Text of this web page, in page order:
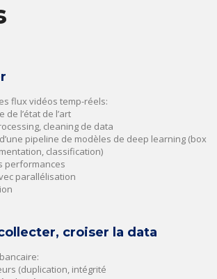
flux vidéos temp-réels:
de l’état de l’art
cleaning de data
pipeline de modèles de deep learning (box
classification)
performances
parallélisation
croiser la data
(duplication, intégrité